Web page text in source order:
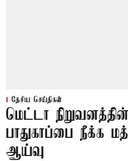
தேசிய செய்திகள்
மெட்டா
பாதுகாப்பை நீக்க
ஆய்வு